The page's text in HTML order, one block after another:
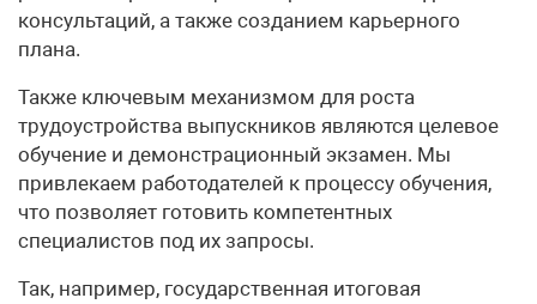
консультаций, а также созданием карьерного
плана.
Также ключевым механизмом для роста
трудоустройства выпускников являются целевое
обучение и демонстрационный экзамен. Мы
привлекаем работодателей к процессу обучения,
что позволяет готовить компетентных
специалистов под их запросы.
Так, например, государственная итоговая